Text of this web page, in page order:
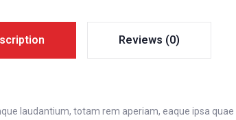
Reviews (0)
laudantium, totam rem aperiam, eaque ipsa